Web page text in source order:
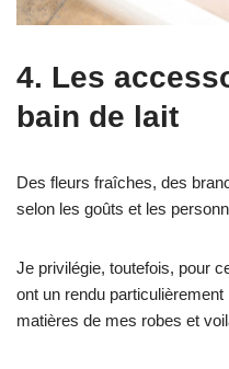
4. Les
bain de lait
Des fleurs fraîches, des
selon les goûts et les
Je privilégie, toutefois, pour
ont un rendu
matières de mes robes et